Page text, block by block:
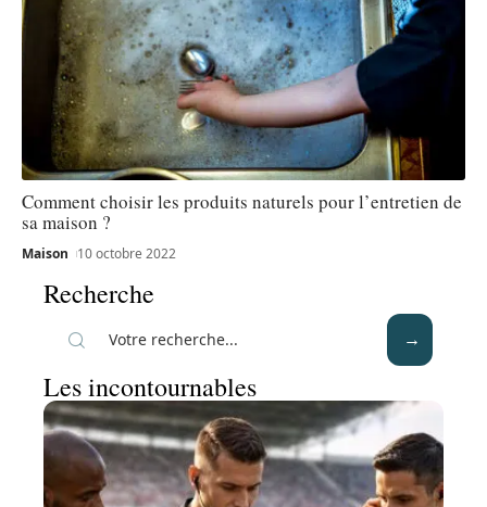
Comment choisir les produits naturels pour l’entretien de
sa maison ?
Maison 10 octobre 2022
Recherche
Les incontournables